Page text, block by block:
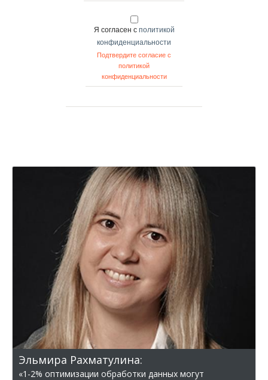
Я согласен с политикой
конфиденциальности
Подтвердите согласие с
политикой
конфиденциальности
Эльмира Рахматулина:
«1-2% оптимизации обработки данных могут